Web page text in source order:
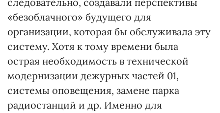
«безоблачного» будущего для
организации, которая бы обслуживала эту
систему. Хотя к тому времени была
острая необходимость в технической
модернизации дежурных частей 01,
системы оповещения, замене парка
радиостанций и др. Именно для